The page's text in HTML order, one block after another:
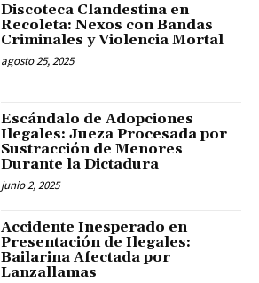
Discoteca Clandestina en
Recoleta: Nexos con Bandas
Criminales y Violencia Mortal
agosto 25, 2025
Escándalo de Adopciones
Ilegales: Jueza Procesada por
Sustracción de Menores
Durante la Dictadura
junio 2, 2025
Accidente Inesperado en
Presentación de Ilegales:
Bailarina Afectada por
Lanzallamas